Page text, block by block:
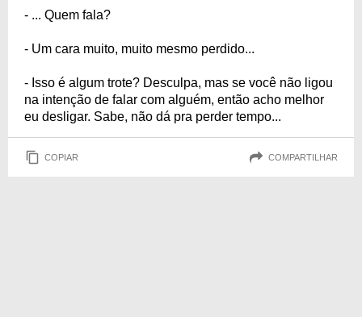
- ... Quem fala?
- Um cara muito, muito mesmo perdido...
- Isso é algum trote? Desculpa, mas se você não ligou
na intenção de falar com alguém, então acho melhor
eu desligar. Sabe, não dá pra perder tempo...
COPIAR COMPARTILHAR